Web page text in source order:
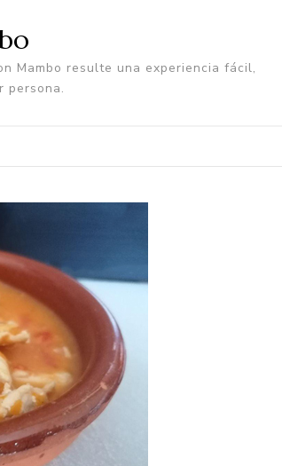
Mambo resulte una experiencia fácil,
persona.